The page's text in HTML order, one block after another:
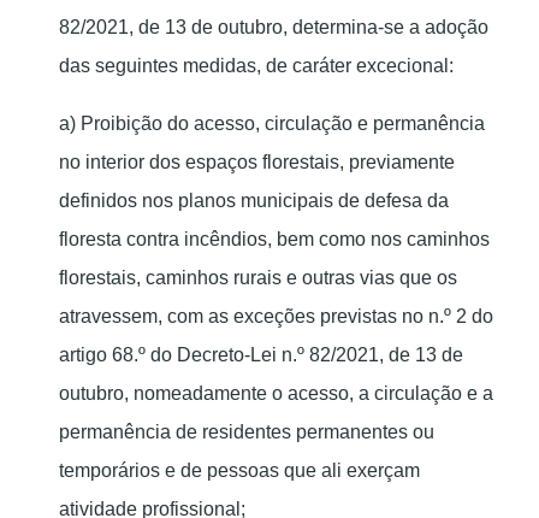
82/2021, de 13 de outubro, determina-se a adoção
das seguintes medidas, de caráter excecional:
a) Proibição do acesso, circulação e permanência
no interior dos espaços florestais, previamente
definidos nos planos municipais de defesa da
floresta contra incêndios, bem como nos caminhos
florestais, caminhos rurais e outras vias que os
atravessem, com as exceções previstas no n.º 2 do
artigo 68.º do Decreto-Lei n.º 82/2021, de 13 de
outubro, nomeadamente o acesso, a circulação e a
permanência de residentes permanentes ou
temporários e de pessoas que ali exerçam
atividade profissional;